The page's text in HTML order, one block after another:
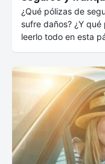
¿Qué pólizas de
sufre daños? ¿Y
leerlo todo en esta